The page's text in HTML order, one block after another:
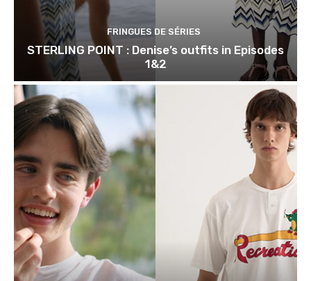
FRINGUES DE SÉRIES
STERLING POINT : Denise’s outfits in Episodes
1&2